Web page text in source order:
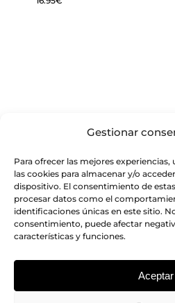
Gestionar
Para ofrecer las mejores
las cookies para almacenar y/o
dispositivo. El consentimiento de
procesar datos como el
identificaciones únicas en este sitio.
consentimiento, puede afectar
características y funciones.
Aceptar